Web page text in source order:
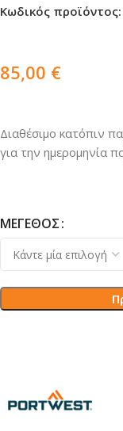
Κωδικός προϊόντος:
85,00 €
Διαθέσιμο κατόπιν
για την ημερομηνία
ΜΈΓΕΘΟΣ